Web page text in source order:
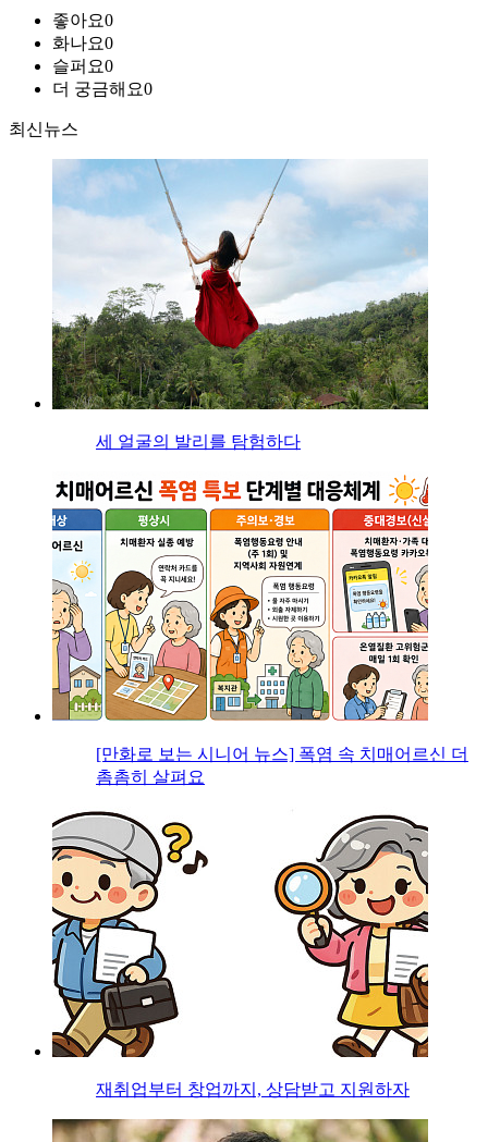
좋아요0
화나요0
슬퍼요0
더 궁금해요0
최신뉴스
세 얼굴의 발리를 탐험하다
[만화로 보는 시니어 뉴스] 폭염 속 치매어르신 더
촘촘히 살펴요
재취업부터 창업까지, 상담받고 지원하자